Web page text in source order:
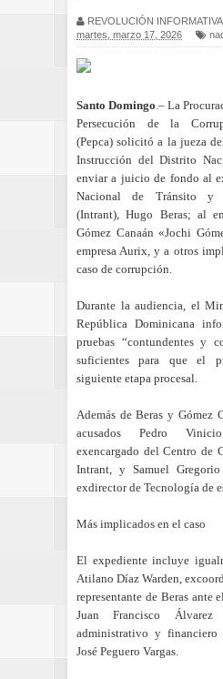
REVOLUCIÓN INFORMATIVA
martes, marzo 17, 2026
Santo Domingo .– La
Persecución de la
(Pepca) solicitó a la jueza
Instrucción del Distrito
enviar a juicio de fondo al
Nacional de Tránsito y
(Intrant), Hugo Beras; al
Gómez Canaán «Jochi
empresa Aurix, y a otros
caso de corrupción.
Durante la audiencia, el
República Dominicana
pruebas “contundentes y
suficientes para que el
siguiente etapa procesal.
Además de Beras y Gómez
acusados Pedro
exencargado del Centro de
Intrant, y Samuel Gregorio
exdirector de Tecnología de
Más implicados en el caso
El expediente incluye
Atilano Díaz Warden,
representante de Beras ante
Juan Francisco Álvarez
administrativo y
José Peguero Vargas.